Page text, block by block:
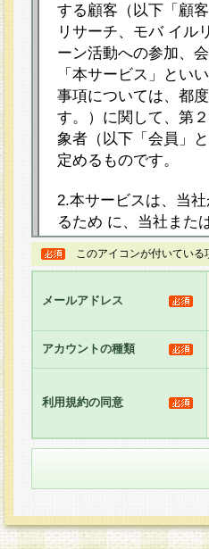
する顧客（以下「顧
リサーチ、モバ イル
ーン活動への参加、
「本サービス」とい
事項については、都
す。）に関して、第
象者（以下「会員」
定めるものです。
2.本サービスは、当
るため に、当社また
ト（以下「本サイト
ージを設け、会員が
し、その結果を当社
るものです。なお、
員に対して本サービ
た全ての会員に対し
りま す。
3.当社は、会員の事
方 法・手段にて、本
きるものとします。
に掲示したときに、
てその効力を生じる
このアイコンが付いている
メールアドレス
アカウントの種類
利用規約の同意